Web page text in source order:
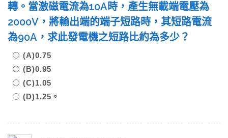
轉。當激磁電流為10A時，產生無載端電壓為
2000V，將輸出端的端子短路時，其短路電流
為90A，求此發電機之短路比約為多少？
(A)0.75
(B)0.95
(C)1.05
(D)1.25。